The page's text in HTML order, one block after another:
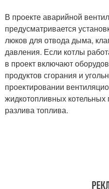
В проекте аварийной
предусматривается
люков для отвода дыма,
давления. Если котлы
в проект включают
продуктов сгорания и
проектировании
жидкотопливных
разлива топлива.